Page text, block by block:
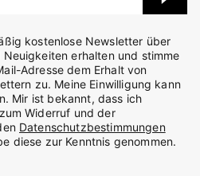
kostenlose Newsletter über
erhalten und stimme
Adresse dem Erhalt von
zu. Meine Einwilligung kann
Mir ist bekannt, dass ich
Widerruf und der
Datenschutzbestimmungen
diese zur Kenntnis genommen.